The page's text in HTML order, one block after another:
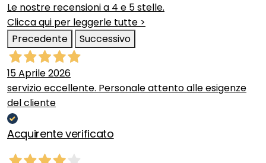
Le nostre recensioni a 4 e 5 stelle.
Clicca qui per leggerle tutte >
Precedente
Successivo
15 Aprile 2026
servizio eccellente. Personale attento alle esigenze
del cliente
Acquirente verificato